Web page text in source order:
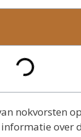
nokvorsten
over